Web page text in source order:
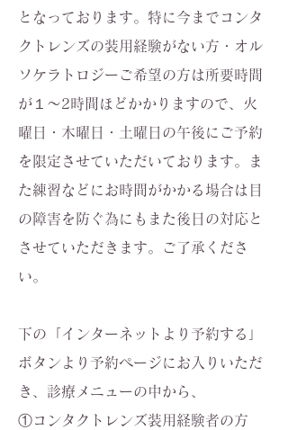
となっております。特に今までコンタ
クトレンズの装用経験がない方・オル
ソケラトロジーご希望の方は所要時間
が１～2時間ほどかかりますので、火
曜日・木曜日・土曜日の午後にご予約
を限定させていただいております。ま
た練習などにお時間がかかる場合は目
の障害を防ぐ為にもまた後日の対応と
させていただきます。ご了承くださ
い。
下の「インターネットより予約する」
ボタンより予約ページにお入りいただ
き、診療メニューの中から、
①コンタクトレンズ装用経験者の方